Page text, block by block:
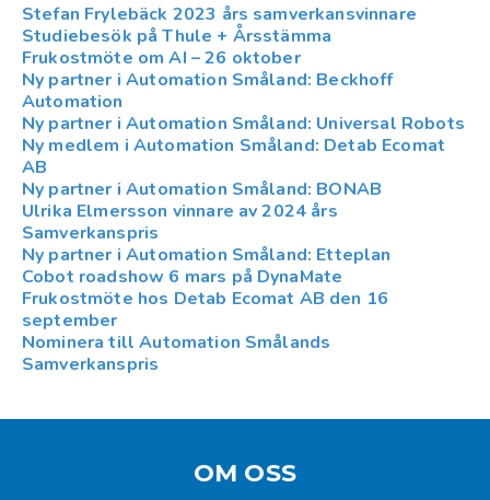
Stefan Frylebäck 2023 års samverkansvinnare
Studiebesök på Thule + Årsstämma
Frukostmöte om AI – 26 oktober
Ny partner i Automation Småland: Beckhoff
Automation
Ny partner i Automation Småland: Universal Robots
Ny medlem i Automation Småland: Detab Ecomat
AB
Ny partner i Automation Småland: BONAB
Ulrika Elmersson vinnare av 2024 års
Samverkanspris
Ny partner i Automation Småland: Etteplan
Cobot roadshow 6 mars på DynaMate
Frukostmöte hos Detab Ecomat AB den 16
september
Nominera till Automation Smålands
Samverkanspris
OM OSS